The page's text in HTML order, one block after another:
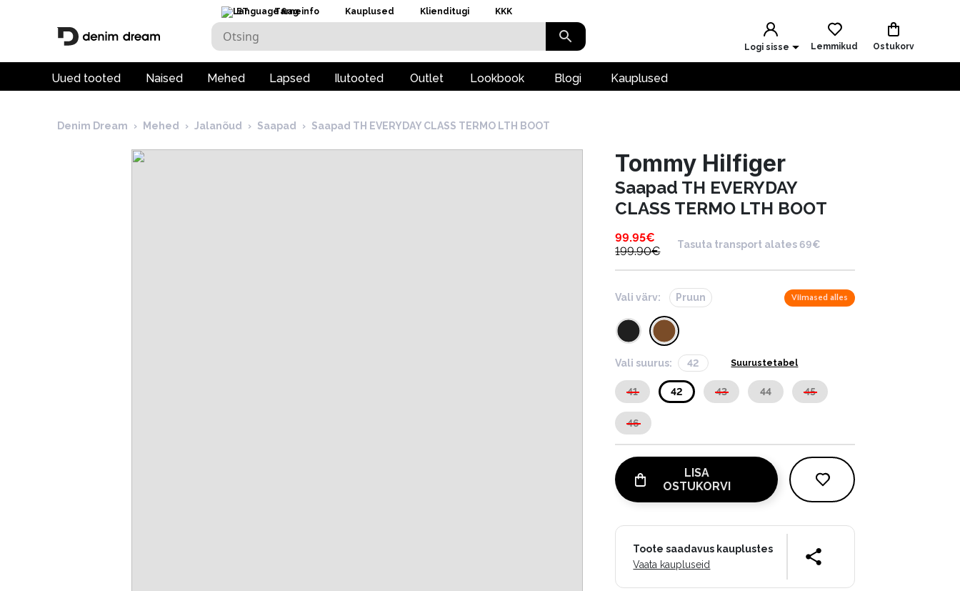
ET Tarneinfo Kauplused Klienditugi KKK
Logi sisse Lemmikud Ostukorv
Uued tooted Naised Mehed Lapsed Ilutooted Outlet Lookbook Blogi Kauplused
Denim Dream › Mehed › Jalanõud › Saapad › Saapad TH EVERYDAY CLASS TERMO LTH BOOT
Tommy Hilfiger
Saapad TH EVERYDAY
CLASS TERMO LTH BOOT
99.95€
199.90€
Tasuta transport alates 69€
Vali värv: Pruun Viimased alles
Vali suurus: 42 Suurustetabel
41 42 43 44 45
46
LISA
OSTUKORVI
Toote saadavus kauplustes
Vaata kaupluseid